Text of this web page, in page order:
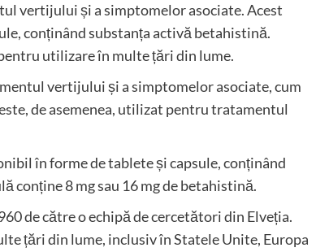
vertijului și a simptomelor asociate. Acest
conținând substanța activă betahistină.
utilizare în multe țări din lume.
vertijului și a simptomelor asociate, cum
de asemenea, utilizat pentru tratamentul
în forme de tablete și capsule, conținând
conține 8 mg sau 16 mg de betahistină.
de către o echipă de cercetători din Elveția.
țări din lume, inclusiv în Statele Unite, Europa